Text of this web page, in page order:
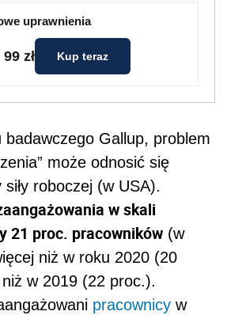
uprawnienia
99 zł Kup teraz
badawczego Gallup, problem
może odnosić się
siły roboczej (w USA).
w skali
21 proc. pracowników (w
niż w roku 2020 (20
w 2019 (22 proc.).
pracownicy w